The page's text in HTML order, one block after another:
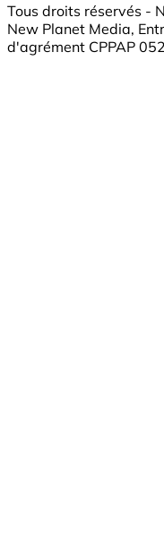
Tous droits réservés -
New Planet Media,
d'agrément CPPAP